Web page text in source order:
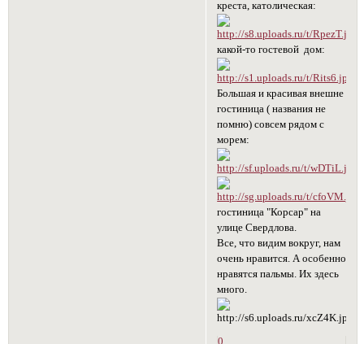
креста, католическая:
какой-то гостевой дом:
Большая и красивая внешне
гостиница ( названия не
помню) совсем рядом с
морем:
гостиница "Корсар" на
улице Свердлова.
Все, что видим вокруг, нам
очень нравится. А особенно
нравятся пальмы. Их здесь
много.
0